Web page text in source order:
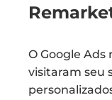
O Google Ads
visitaram seu